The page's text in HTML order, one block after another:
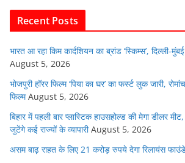
o
o
k
p
Recent Posts
भारत आ रहा किम कार्दशियन का ब्रांड ‘स्किम्स’, दिल्ली-
August 5, 2026
भोजपुरी हॉरर फिल्म ‘पिया का घर’ का फर्स्ट लुक जारी,
फिल्म August 5, 2026
बिहार में पहली बार प्लास्टिक हाउसहोल्ड की मेगा डीलर
जुटेंगे कई राज्यों के व्यापारी August 5, 2026
असम बाढ़ राहत के लिए 21 करोड़ रुपये देगा रिलायंस